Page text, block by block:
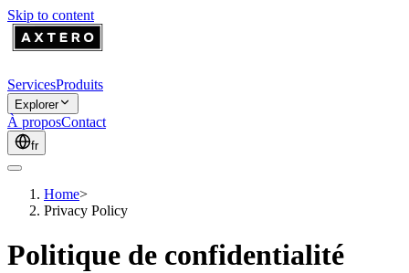
Skip to content
ServicesProduits
Explorer
À proposContact
fr
Home>
Privacy Policy
Politique de confidentialité